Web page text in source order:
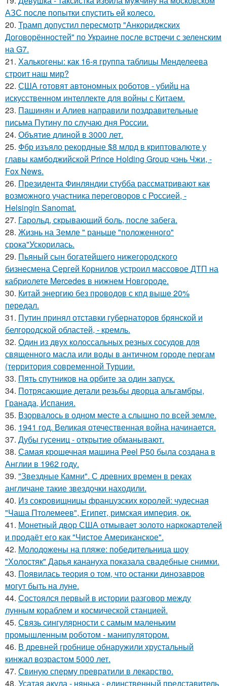
АЗС после попытки спустить ей колесо.
20. Трамп допустил пересмотр "Анкориджских
Договорённостей" по Украине после встречи с зеленским
на G7.
21. Халькогены: как 16-я группа таблицы Менделеева
строит наш мир?
22. США готовят автономных роботов - убийц на
искусственном интеллекте для войны с Китаем.
23. Пашинян и Алиев направили поздравительные
письма Путину по случаю дня России.
24. Объятие длиной в 3000 лет.
25. Фбр изъяло рекордные $8 млрд в криптовалюте у
главы камбоджийской Prince Holding Group чэнь Чжи, -
Fox News.
26. Президента Финляндии стубба рассматривают как
возможного участника переговоров с Россией, -
Helsingin Sanomat.
27. Гарольд, скрывающий боль, после забега.
28. Жизнь на Земле " раньше "положенного"
срока"Ускорилась.
29. Пьяный сын богатейшего нижегородского
бизнесмена Сергей Корнилов устроил массовое ДТП на
кабриолете Mercedes в нижнем Новгороде.
30. Китай энергию без проводов с кпд выше 20%
передал.
31. Путин принял отставки губернаторов брянской и
белгородской областей, - кремль.
32. Один из двух колоссальных резных сосудов для
священного масла или воды в античном городе пергам
(территория современной Турции.
33. Пять спутников на орбите за один запуск.
34. Потрясающие детали резьбы дворца альгамбры,
Гранада, Испания.
35. Взорвалось в одном месте а слышно по всей земле.
36. 1941 год. Великая отечественная война начинается.
37. Дубы гусениц - открытие обманывают.
38. Самая крошечная машина Peel P50 была создана в
Англии в 1962 году.
39. "Звездные Камни". С древних времен в реках
англичане такие звездочки находили.
40. Из сокровищницы французских королей: чудесная
"Чаша Птолемеев", Египет, римская империя, ок.
41. Монетный двор США отмывает золото наркокартелей
и продаёт его как "Чистое Американское".
42. Молодожены на пляже: победительница шоу
"Холостяк" Дарья канануха показала свадебные снимки.
43. Появилась теория о том, что останки динозавров
могут быть на луне.
44. Состоялся первый в истории разговор между
лунным кораблем и космической станцией.
45. Связь сингулярности с самым маленьким
промышленным роботом - манипулятором.
46. В древней гробнице обнаружили хрустальный
кинжал возрастом 5000 лет.
47. Свиную сперму превратили в лекарство.
48. Усатая акула - нянька - единственный представитель